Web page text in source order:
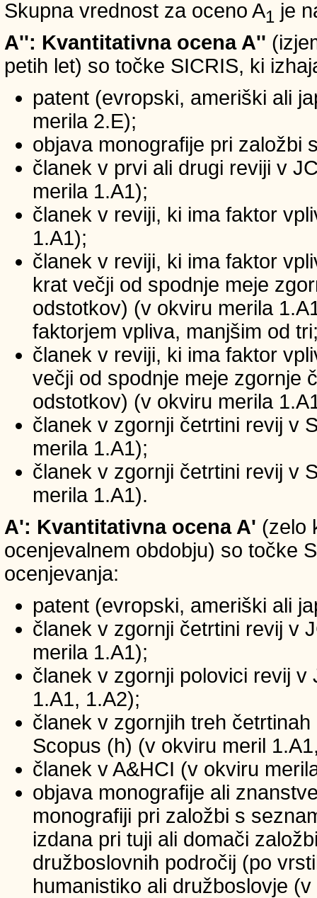
Skupna vrednost za oceno A1 je
A'': Kvantitativna ocena A''
petih let) so točke SICRIS, ki
patent (evropski, ameriški ali
merila 2.E);
objava monografije pri založbi
članek v prvi ali drugi reviji v
merila 1.A1);
članek v reviji, ki ima faktor
1.A1);
članek v reviji, ki ima faktor
krat večji od spodnje meje
odstotkov) (v okviru merila
faktorjem vpliva, manjšim od
članek v reviji, ki ima faktor
večji od spodnje meje zgornje
odstotkov) (v okviru merila
članek v zgornji četrtini revij v
merila 1.A1);
članek v zgornji četrtini revij v
merila 1.A1).
A': Kvantitativna ocena A' (zelo
ocenjevalnem obdobju) so točke
ocenjevanja:
patent (evropski, ameriški ali
članek v zgornji četrtini revij v
merila 1.A1);
članek v zgornji polovici revij
1.A1, 1.A2);
članek v zgornjih treh
Scopus (h) (v okviru meril
članek v A&HCI (v okviru
objava monografije ali
monografiji pri založbi s
izdana pri tuji ali domači
družboslovnih področij (po
humanistiko ali družboslovje